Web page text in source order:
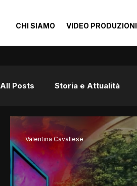
CHI SIAMO VIDEO PRODUZIONI
All Posts Storia e Attualità
Valentina Cavallese